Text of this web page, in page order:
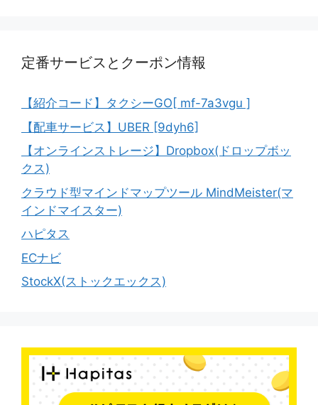
定番サービスとクーポン情報
【紹介コード】タクシーGO[ mf-7a3vgu ]
【配車サービス】UBER [9dyh6]
【オンラインストレージ】Dropbox(ドロップボッ
クス)
クラウド型マインドマップツール MindMeister(マ
インドマイスター)
ハピタス
ECナビ
StockX(ストックエックス)